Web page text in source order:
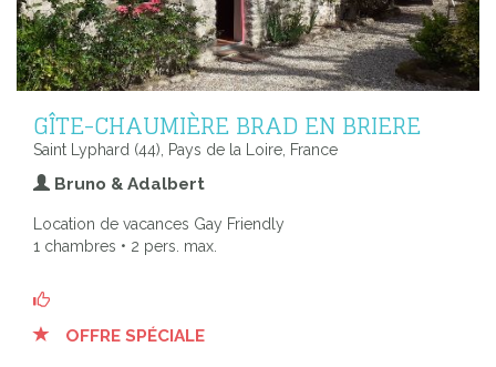
GÎTE-CHAUMIÈRE BRAD EN BRIERE
Saint Lyphard (44), Pays de la Loire, France
Bruno & Adalbert
Location de vacances Gay Friendly
1 chambres • 2 pers. max.
OFFRE SPÉCIALE